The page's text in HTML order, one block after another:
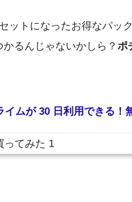
ットになったお得なパッ
るんじゃないかしら？ ポ
ムが 30 日利用できる！